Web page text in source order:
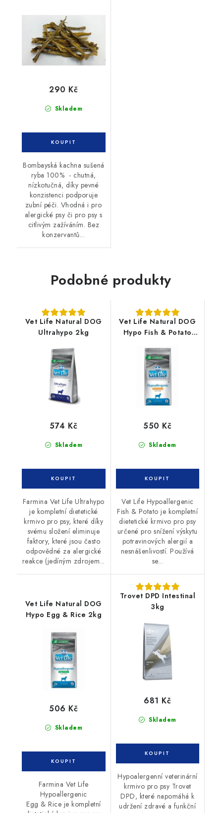
Skladem
290 Kč
Bombayská kachna sušená
ryba 100% - chutná,
nízkotučná, díky pevné
konzistenci podporuje
zubní péči. Vhodná i pro
alergické psy či pro psy s
citlivým zažíváním. Bez
konzervantů...
Podobné produkty
Vet Life Natural DOG
Ultrahypo 2kg
Skladem
574 Kč
Farmina Vet Life Ultrahypo
je kompletní dietetické
krmivo pro psy, které díky
svému složení eliminuje
faktory, které jsou často
odpovědné za alergické
reakce (jedíným zdrojem...
Vet Life Natural DOG
Hypo Fish & Potato
Skladem
550 Kč
Vet Life Hypoallergenic
Fish & Potato je kompletní
dietetické krmivo pro psy
určené pro snížení výskytu
potravinových alergií a
nesnášenlivostí. Používá
se...
Vet Life Natural DOG
Hypo Egg & Rice 2kg
Skladem
506 Kč
Farmina Vet Life
Hypoallergenic
Egg & Rice je kompletní
Trovet DPD Intestinal
3kg
Skladem
681 Kč
Hypoalergenní veterinární
krmivo pro psy Trovet
DPD, které napomáhá k
udržení zdravé a funkční